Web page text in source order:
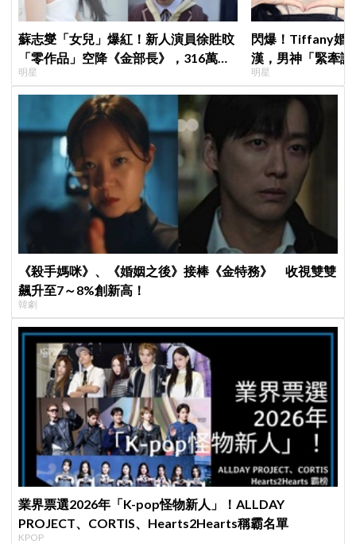
蘇志燮「女兒」爆紅！新人演員徐貹旼
「零作品」空降《金部長》，316萬舊
片被挖出網驚呆：星味藏不住！
明星
閃爆！Tiffany婚
漢，男神「緊牽
甜度超標
明星
《殺手媽咪》、《婚姻之後》接棒《金特務》 收視雙雙
飆升至7～8%創新高！
韓劇
業界票選2026年「K-pop怪物新人」！ALLDAY
PROJECT、CORTIS、Hearts2Hearts稱霸名單
KPOP